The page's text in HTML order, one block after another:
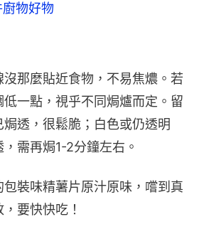
物好物
那麼貼近食物，不易焦燶。若
一點，視乎不同焗爐而定。留
透，很鬆脆；白色或仍透明
需再焗1-2分鐘左右。
裝味精薯片原汁原味，嚐到真
要快快吃！